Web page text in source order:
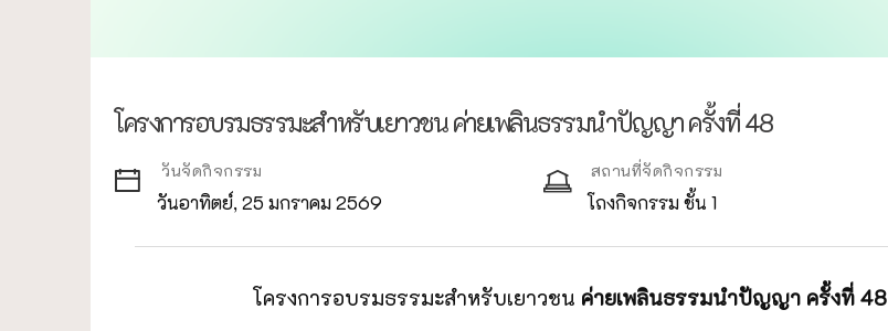
โครงการอบรมธรรมะสำหรับเยาวชน ค่ายเพลินธรรมนำปัญญา ครั้งที่ 48
วันจัดกิจกรรม
วันอาทิตย์, 25 มกราคม 2569
สถานที่จัดกิจกรรม
โถงกิจกรรม ชั้น 1
โครงการอบรมธรรมะสำหรับเยาวชน ค่ายเพลินธรรมนำปัญญา ครั้งที่ 48